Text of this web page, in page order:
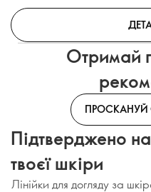
Отримай
ПРОСКАНУЙ
Підтверджено
твоєї шкіри
Лінійки для догляду за